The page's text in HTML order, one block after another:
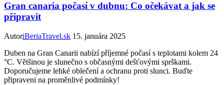
Gran canaria počasí v dubnu: Co očekávat a jak se
připravit
AutoriBeriaTravel.sk 15. januára 2025
Duben na Gran Canarii nabízí příjemné počasí s teplotami kolem 24
°C. Většinou je slunečno s občasnými dešťovými sprškami.
Doporučujeme lehké oblečení a ochranu proti slunci. Buďte
připraveni na proměnlivé podmínky!